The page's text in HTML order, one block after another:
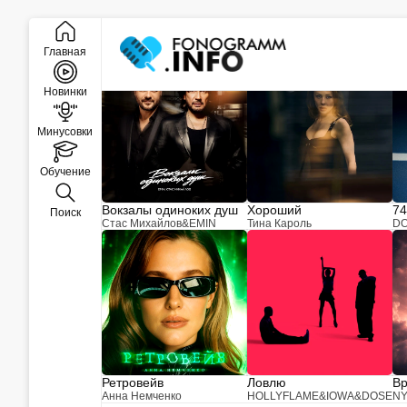
Главная
Новинки
Минусовки
Обучение
Поиск
Закрыть
Новинки музыки
Вокзалы одиноких душ
Стас Михайлов&EMIN
Хороший
Тина Кароль
Ретровейв
Анна Немченко
Ловлю
HOLLYFLAME& IOWA&DOSE